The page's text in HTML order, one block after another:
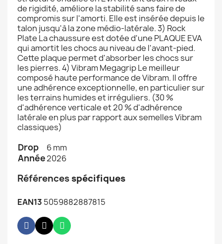
de rigidité, améliore la stabilité sans faire de
compromis sur l'amorti. Elle est insérée depuis le
talon jusqu'à la zone médio-latérale. 3) Rock
Plate La chaussure est dotée d'une PLAQUE EVA
qui amortit les chocs au niveau de l'avant-pied.
Cette plaque permet d'absorber les chocs sur
les pierres. 4) Vibram Megagrip Le meilleur
composé haute performance de Vibram. Il offre
une adhérence exceptionnelle, en particulier sur
les terrains humides et irréguliers. (30 %
d'adhérence verticale et 20 % d'adhérence
latérale en plus par rapport aux semelles Vibram
classiques)
Drop 6 mm
Année2026
Références spécifiques
EAN13 5059882887815